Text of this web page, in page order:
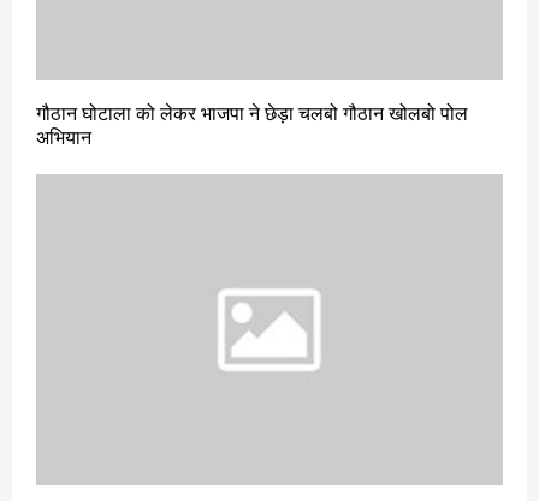
गौठान घोटाला को लेकर भाजपा ने छेड़ा चलबो गौठान खोलबो पोल
अभियान